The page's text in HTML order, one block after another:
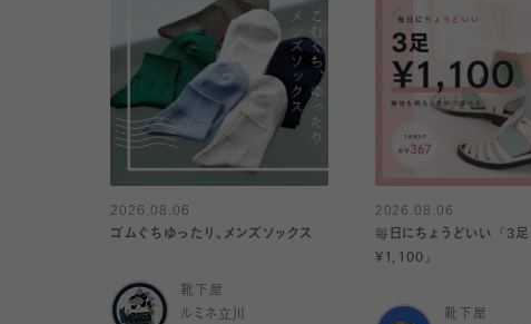
2026.08.06
ゴムぐちゆったり、メンズソックス
靴下屋
ルミネ立川
2026.08.06
毎日にちょうどいい『3足
¥1,100』
靴下屋